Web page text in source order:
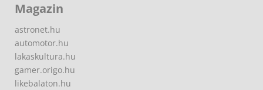
Magazin
astronet.hu
automotor.hu
lakaskultura.hu
gamer.origo.hu
likebalaton.hu